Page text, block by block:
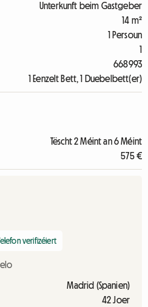
Unterkunft beim Gastgeber
14 m²
1 Persoun
1
668993
1 Eenzelt Bett, 1 Duebelbett(er)
Tëscht 2 Méint an 6 Méint
575 €
verifizéiert
Madrid (Spanien)
42 Joer